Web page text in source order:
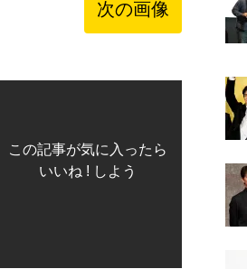
次の画像
この記事が気に入ったら
いいね ! しよう